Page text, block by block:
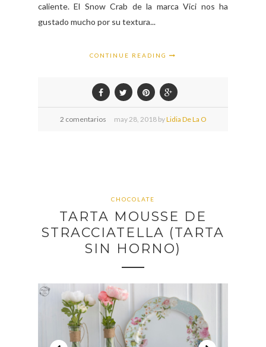
caliente. El Snow Crab de la marca Vici nos ha
gustado mucho por su textura...
CONTINUE READING
2 comentarios may 28, 2018 byLidia De La O
CHOCOLATE
TARTA MOUSSE DE
STRACCIATELLA (TARTA
SIN HORNO)